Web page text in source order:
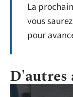
La
vous
pour
D'autres